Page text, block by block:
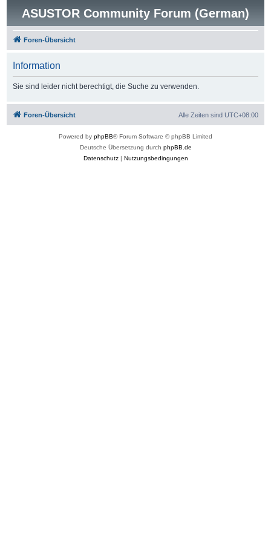
ASUSTOR Community Forum (German)
Foren-Übersicht
Information
Sie sind leider nicht berechtigt, die Suche zu verwenden.
Foren-Übersicht Alle Zeiten sind UTC+08:00
Powered by phpBB® Forum Software © phpBB Limited
Deutsche Übersetzung durch phpBB.de
Datenschutz| Nutzungsbedingungen